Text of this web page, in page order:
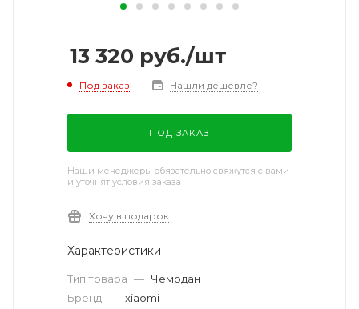
13 320 руб./шт
Под заказ Нашли дешевле?
ПОД ЗАКАЗ
Наши менеджеры обязательно свяжутся с вами
и уточнят условия заказа
Хочу в подарок
Характеристики
Тип товара — Чемодан
Бренд — xiaomi